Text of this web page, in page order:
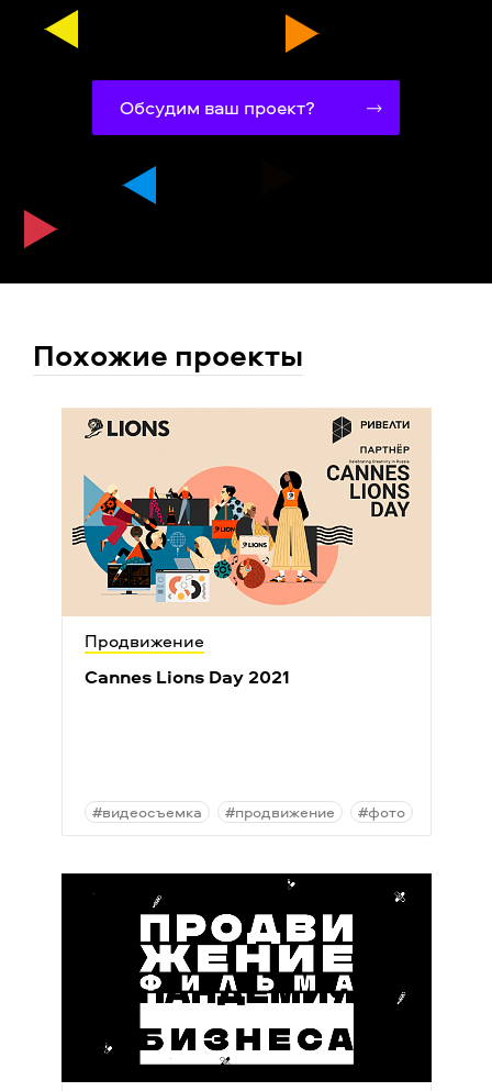
Обсудим ваш проект?
Похожие проекты
Продвижение
Cannes Lions Day 2021
#видеосъемка #продвижение #фото